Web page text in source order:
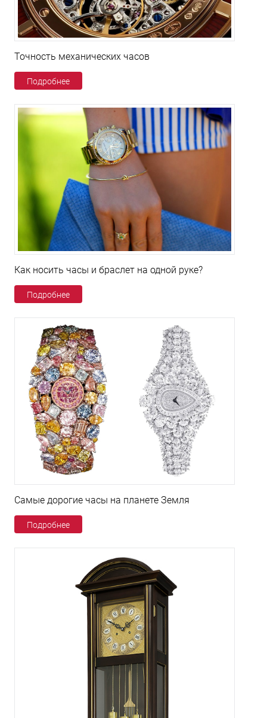
Точность механических часов
Подробнее
Как носить часы и браслет на одной руке?
Подробнее
Самые дорогие часы на планете Земля
Подробнее